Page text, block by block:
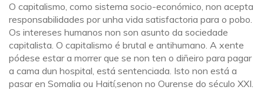
O capitalismo, como sistema socio-económico, non acepta
responsabilidades por unha vida satisfactoria para o pobo.
Os intereses humanos non son asunto da sociedade
capitalista. O capitalismo é brutal e antihumano. A xente
pódese estar a morrer que se non ten o diñeiro para pagar
a cama dun hospital, está sentenciada. Isto non está a
pasar en Somalia ou Haití,senon no Ourense do século XXI.